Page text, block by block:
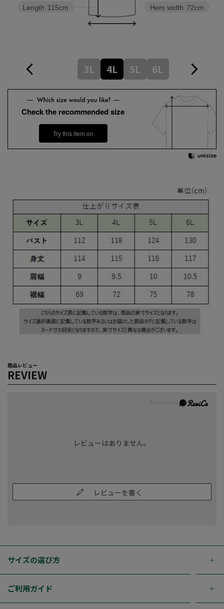
Hem width 72cm
Length 115cm
3L 4L 5L 6L
Check the recommended size
Try this item on
商品レビュー
REVIEW
レビューはありません。
レビューを書く
サイズの選び方
ご利用ガイド